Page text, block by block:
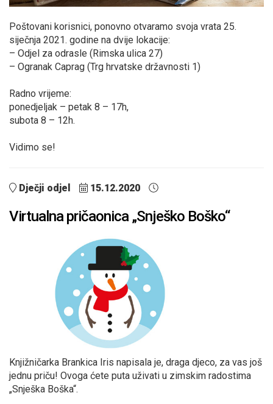
Poštovani korisnici, ponovno otvaramo svoja vrata 25.
siječnja 2021. godine na dvije lokacije:
– Odjel za odrasle (Rimska ulica 27)
– Ogranak Caprag (Trg hrvatske državnosti 1)
Radno vrijeme:
ponedjeljak – petak 8 – 17h,
subota 8 – 12h.
Vidimo se!
Dječji odjel 15.12.2020
Virtualna pričaonica „Snješko Boško“
Knjižničarka Brankica Iris napisala je, draga djeco, za vas još
jednu priču! Ovoga ćete puta uživati u zimskim radostima
„Snješka Boška“.